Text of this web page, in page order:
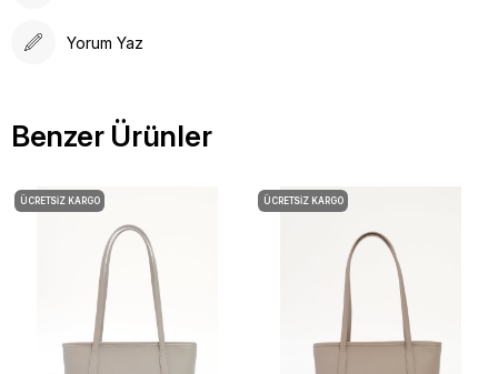
Yorum Yaz
Benzer Ürünler
ÜCRETSIZ KARGO ÜCRETSIZ KARGO